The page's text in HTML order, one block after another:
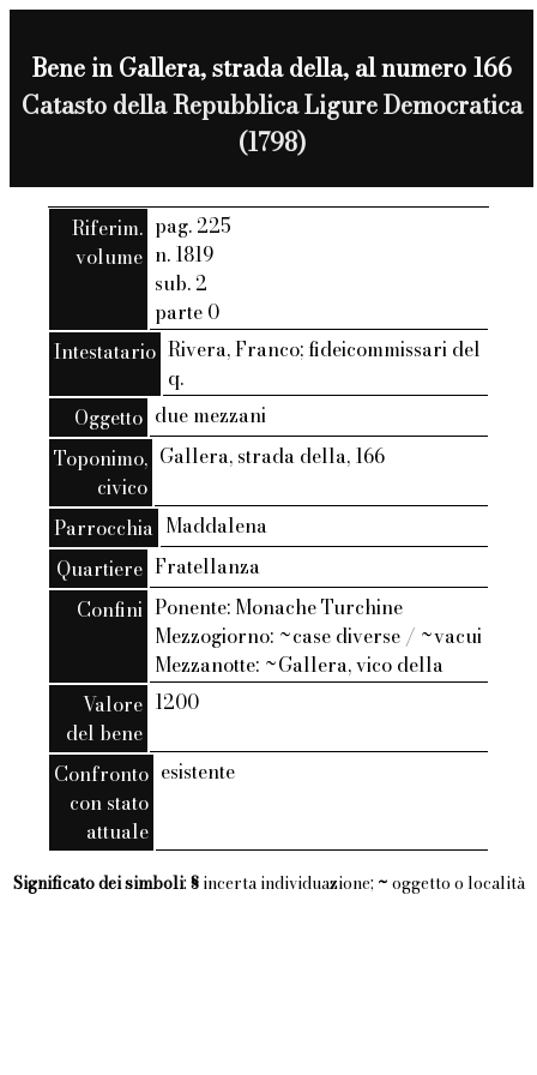
Bene in Gallera, strada della, al numero 166
Catasto della Repubblica Ligure Democratica
(1798)
Riferim.
volume
pag. 225
n. 1819
sub. 2
parte 0
Intestatario Rivera, Franco; fideicommissari del
q.
Oggetto due mezzani
Toponimo,
civico
Gallera, strada della, 166
Parrocchia Maddalena
Quartiere Fratellanza
Confini Ponente: Monache Turchine
Mezzogiorno: ~case diverse / ~vacui
Mezzanotte: ~Gallera, vico della
Valore
del bene
1200
Confronto
con stato
attuale
esistente
Significato dei simboli: §incerta individuazione; ~ oggetto o località